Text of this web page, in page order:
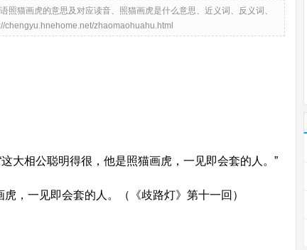
猫画虎的意思及对应读音、照猫画虎是什么意思、近义词、反义词、
chengyu.hnehome.net/zhaomaohuahu.html
大相公聪明得很，他是照猫画虎，一见即会套的人。”
，一见即会套的人。（《歧路灯》第十一回）